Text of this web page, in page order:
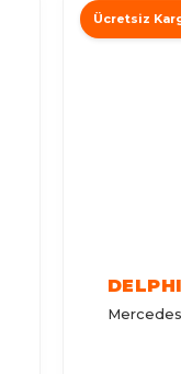
DELPHI
Ücretsiz